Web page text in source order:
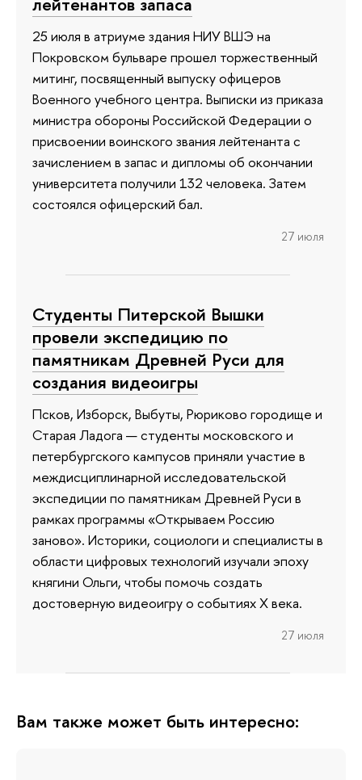
25 июля в атриуме здания НИУ ВШЭ на
Покровском бульваре прошел торжественный
митинг, посвященный выпуску офицеров
Военного учебного центра. Выписки из приказа
министра обороны Российской Федерации о
присвоении воинского звания лейтенанта с
зачислением в запас и дипломы об окончании
университета получили 132 человека. Затем
состоялся офицерский бал.
27 июля
Студенты Питерской Вышки
провели экспедицию по
памятникам Древней Руси для
создания видеоигры
Псков, Изборск, Выбуты, Рюриково городище и
Старая Ладога — студенты московского и
петербургского кампусов приняли участие в
междисциплинарной исследовательской
экспедиции по памятникам Древней Руси в
рамках программы «Открываем Россию
заново». Историки, социологи и специалисты в
области цифровых технологий изучали эпоху
княгини Ольги, чтобы помочь создать
достоверную видеоигру о событиях X века.
27 июля
Вам также может быть интересно: